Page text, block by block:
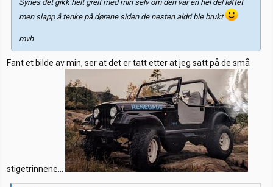
Synes det gikk helt greit med min selv om den var en hel del løftet
men slapp å tenke på dørene siden de nesten aldri ble brukt
mvh
Fant et bilde av min, ser at det er tatt etter at jeg satt på de små
stigetrinnene...